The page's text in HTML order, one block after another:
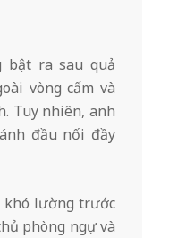
bật ra sau quả
vòng cấm và
Tuy nhiên, anh
đầu nối đầy
khó lường trước
phòng ngự và